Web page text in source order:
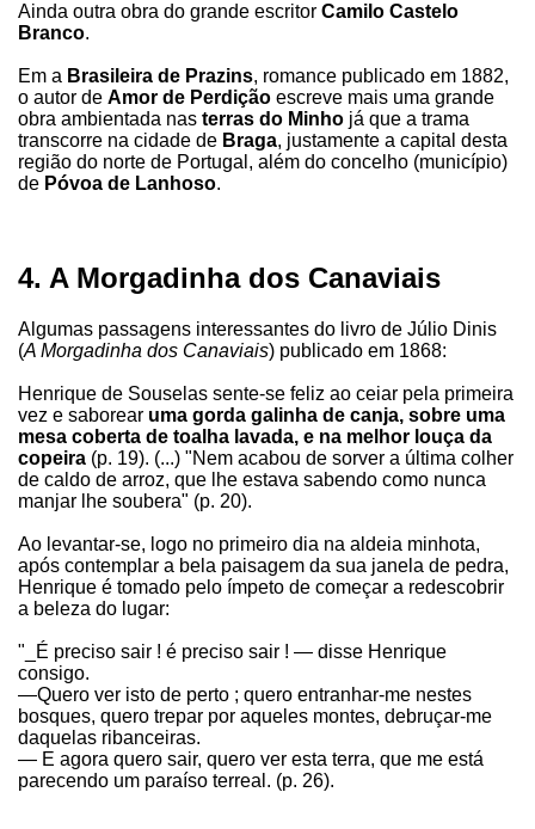
Ainda outra obra do grande escritor Camilo Castelo
Branco.
Em a Brasileira de Prazins, romance publicado em 1882,
o autor de Amor de Perdição escreve mais uma grande
obra ambientada nas terras do Minho já que a trama
transcorre na cidade de Braga, justamente a capital desta
região do norte de Portugal, além do concelho (município)
de Póvoa de Lanhoso.
4. A Morgadinha dos Canaviais
Algumas passagens interessantes do livro de Júlio Dinis
(A Morgadinha dos Canaviais) publicado em 1868:
Henrique de Souselas sente-se feliz ao ceiar pela primeira
vez e saborear uma gorda galinha de canja, sobre uma
mesa coberta de toalha lavada, e na melhor louça da
copeira (p. 19). (...) "Nem acabou de sorver a última colher
de caldo de arroz, que lhe estava sabendo como nunca
manjar lhe soubera" (p. 20).
Ao levantar-se, logo no primeiro dia na aldeia minhota,
após contemplar a bela paisagem da sua janela de pedra,
Henrique é tomado pelo ímpeto de começar a redescobrir
a beleza do lugar:
"_É preciso sair ! é preciso sair ! — disse Henrique
consigo.
—Quero ver isto de perto ; quero entranhar-me nestes
bosques, quero trepar por aqueles montes, debruçar-me
daquelas ribanceiras.
— E agora quero sair, quero ver esta terra, que me está
parecendo um paraíso terreal. (p. 26).